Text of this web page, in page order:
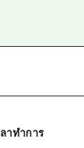
ลาทำการ